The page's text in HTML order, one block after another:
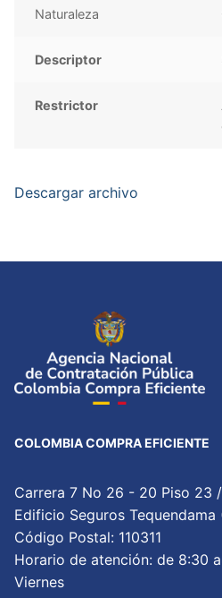
Naturaleza
Descriptor
Restrictor
Descargar archivo
COLOMBIA COMPRA EFICIENTE
Carrera 7 No 26 - 20 Piso 23
Edificio Seguros Tequendama
Código Postal: 110311
Horario de atención: de 8:30
Viernes